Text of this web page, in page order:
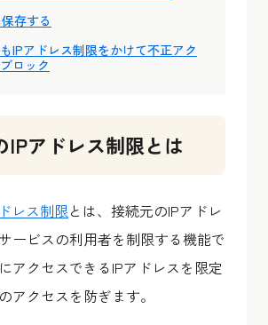
存する
IPアドレス制限をかけて不正アク
ロック
IPアドレス制限とは
レス制限とは、接続元のIPアドレ
ービスの利用者を制限する機能で
アクセスできるIPアドレスを限定
アクセスを防ぎます。